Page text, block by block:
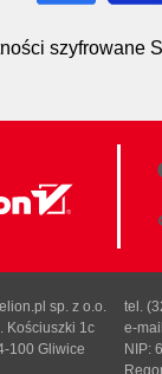
szyfrowane
sp. z o.o.
Kościuszki 1c
100 Gliwice
tel.
e-
NIP: